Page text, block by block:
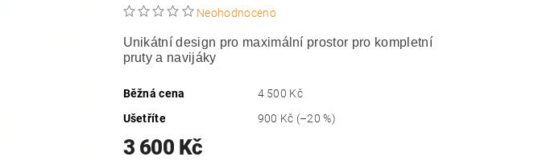
Neohodnoceno
Unikátní design pro maximální prostor pro kompletní
pruty a navijáky
Běžná cena
4 500 Kč
Ušetříte
900 Kč (–20 %)
3 600 Kč